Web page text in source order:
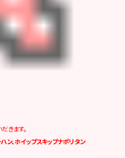
きます。
ン、ホイップスキップナポリタン